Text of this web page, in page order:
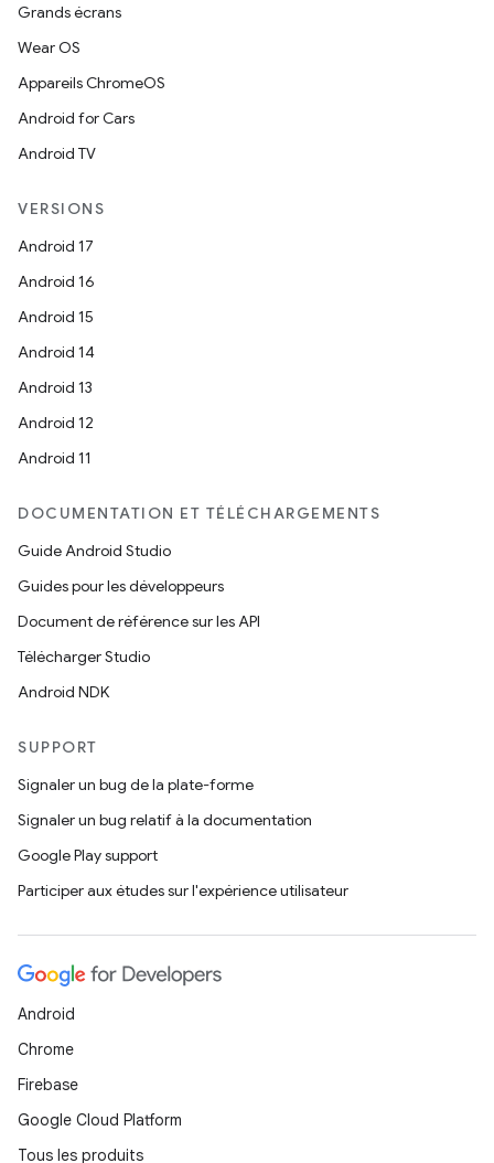
Grands écrans
Wear OS
Appareils ChromeOS
Android for Cars
Android TV
VERSIONS
Android 17
Android 16
Android 15
Android 14
Android 13
Android 12
Android 11
DOCUMENTATION ET TÉLÉCHARGEMENTS
Guide Android Studio
Guides pour les développeurs
Document de référence sur les API
Télécharger Studio
Android NDK
SUPPORT
Signaler un bug de la plate-forme
Signaler un bug relatif à la documentation
Google Play support
Participer aux études sur l'expérience utilisateur
Android
Chrome
Firebase
Google Cloud Platform
Tous les produits